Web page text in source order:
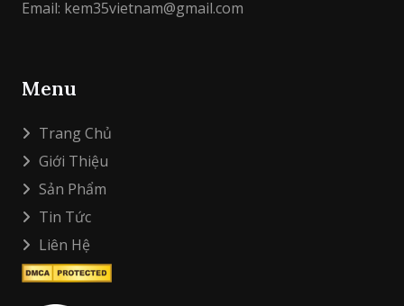
Email: kem35vietnam@gmail.com
Menu
Trang Chủ
Giới Thiệu
Sản Phẩm
Tin Tức
Liên Hệ